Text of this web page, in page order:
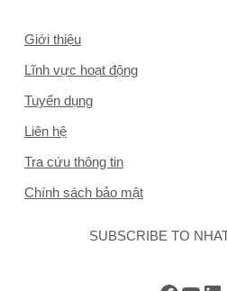
Giới thiệu
Lĩnh vực hoạt động
Tuyển dụng
Liên hệ
Tra cứu thông tin
Chính sách bảo mật
SUBSCRIBE TO